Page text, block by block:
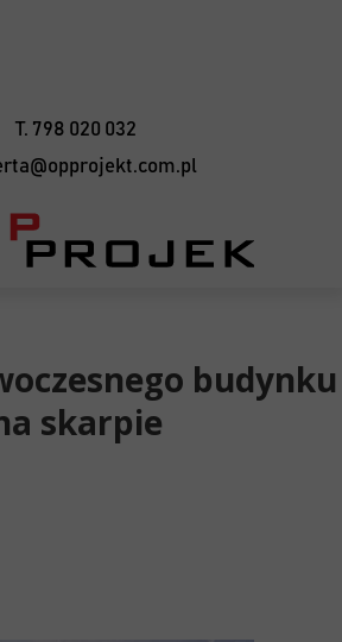
T. 798 020 032
budynku
skarpie